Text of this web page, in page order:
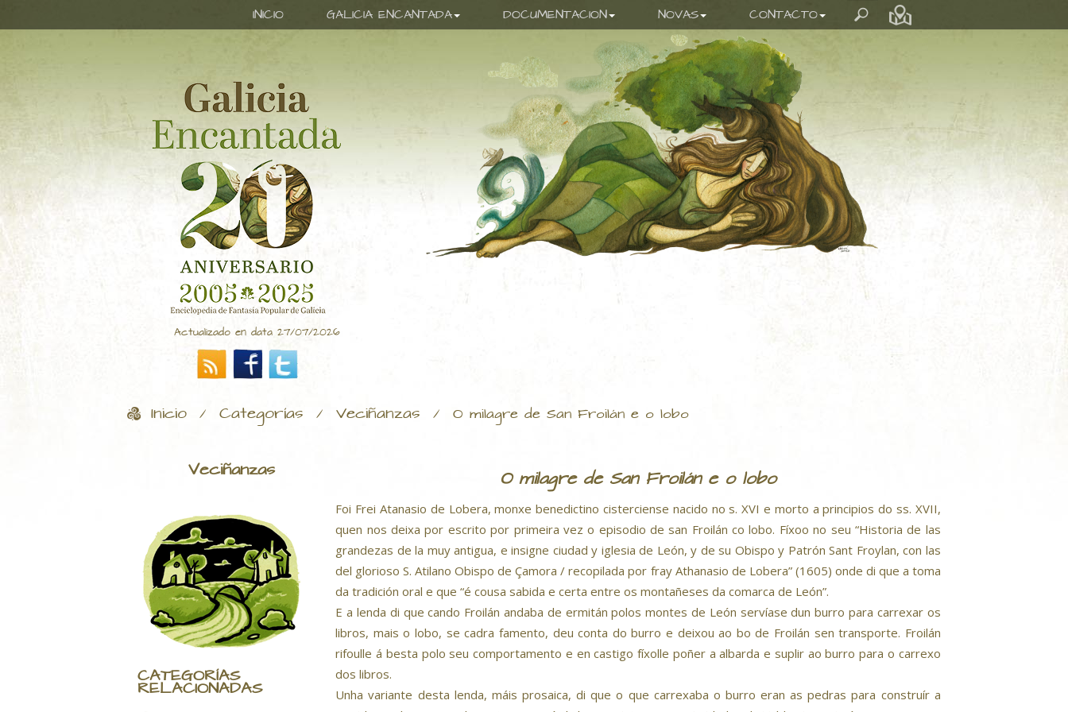
INICIO GALICIA ENCANTADA DOCUMENTACION NOVAS CONTACTO
Actualizado en data 27/07/2026
Inicio / Categorías / Veciñanzas / O milagre de San Froilán e o lobo
Veciñanzas
CATEGORÍAS
RELACIONADAS
O milagre de San Froilán e o lobo
Foi Frei Atanasio de Lobera, monxe benedictino cisterciense nacido no s. XVI e morto a principios do ss. XVII,
quen nos deixa por escrito por primeira vez o episodio de san Froilán co lobo. Fíxoo no seu “Historia de las
grandezas de la muy antigua, e insigne ciudad y iglesia de León, y de su Obispo y Patrón Sant Froylan, con las
del glorioso S. Atilano Obispo de Çamora / recopilada por fray Athanasio de Lobera” (1605) onde di que a toma
da tradición oral e que “é cousa sabida e certa entre os montañeses da comarca de León”.
E a lenda di que cando Froilán andaba de ermitán polos montes de León servíase dun burro para carrexar os
libros, mais o lobo, se cadra famento, deu conta do burro e deixou ao bo de Froilán sen transporte. Froilán
rifoulle á besta polo seu comportamento e en castigo fíxolle poñer a albarda e suplir ao burro para o carrexo
dos libros.
Unha variante desta lenda, máis prosaica, di que o que carrexaba o burro eran as pedras para construír a